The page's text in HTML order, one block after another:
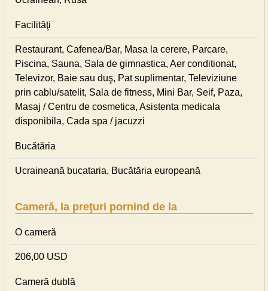
Facilităţi
Restaurant, Cafenea/Bar, Masa la cerere, Parcare,
Piscina, Sauna, Sala de gimnastica, Aer conditionat,
Televizor, Baie sau duş, Pat suplimentar, Televiziune
prin cablu/satelit, Sala de fitness, Mini Bar, Seif, Paza,
Masaj / Centru de cosmetica, Asistenta medicala
disponibila, Cada spa / jacuzzi
Bucătăria
Ucraineană bucataria, Bucătăria europeană
Cameră, la preţuri pornind de la
O cameră
206,00 USD
Cameră dublă